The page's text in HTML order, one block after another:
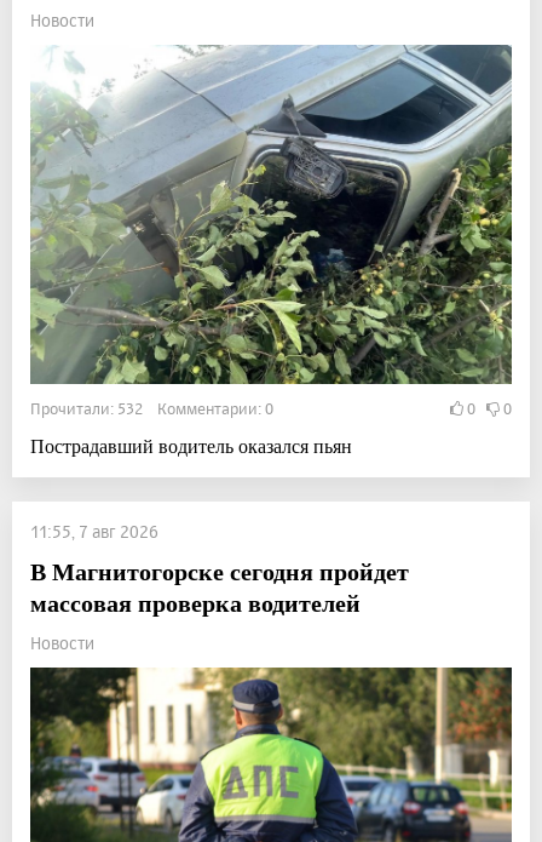
Новости
Прочитали: 532 Комментарии: 0 0 0
Пострадавший водитель оказался пьян
11:55, 7 авг 2026
В Магнитогорске сегодня пройдет
массовая проверка водителей
Новости